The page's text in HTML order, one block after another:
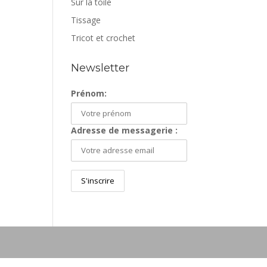
Tissage
Tricot et crochet
Newsletter
Prénom:
Adresse de messagerie :